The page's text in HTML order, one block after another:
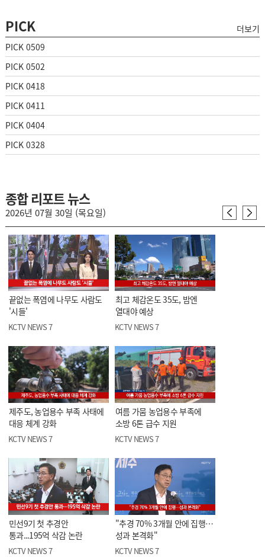
PICK
더보기
PICK 0509
PICK 0502
PICK 0418
PICK 0411
PICK 0404
PICK 0328
종합 리포트 뉴스
2026년 07월 30일 (목요일)
끝없는 폭염에 나무도 사람도
'시들'
KCTV NEWS 7
최고 체감온도 35도, 밤엔
열대야 예상
KCTV NEWS 7
제주도, 농업용수 부족 사태에
대응 체계 강화
KCTV NEWS 7
여름 가뭄 농업용수 부족에
소방 6톤 급수 지원
KCTV NEWS 7
민선9기 첫 추경안
통과...195억 삭감 논란
KCTV NEWS 7
"추경 70% 3개월 안에 집행…
성과 본격화"
KCTV NEWS 7